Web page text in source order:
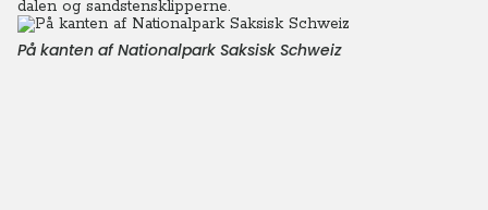
dalen og sandstensklipperne.
På kanten af Nationalpark Saksisk Schweiz